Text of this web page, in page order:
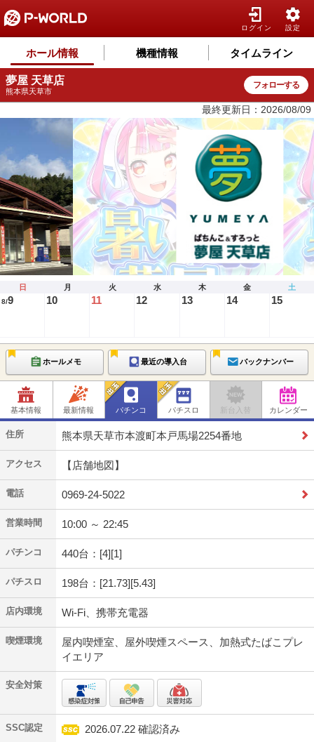
ログイン 設定
ホール情報 機種情報 タイムライン
夢屋 天草店
熊本県天草市
フォローする
最終更新日：2026/08/09
日 月 火 水 木 金 土
8/9 10 11 12 13 14 15
ホールメモ 最近の導入台 バックナンバー
基本情報 最新情報 パチンコ パチスロ 新台入替 カレンダー
住所 熊本県天草市本渡町本戸馬場2254番地
アクセス 【店舗地図】
電話 0969-24-5022
営業時間 10:00 ～ 22:45
パチンコ 440台：[4][1]
パチスロ 198台：[21.73][5.43]
店内環境 Wi-Fi、携帯充電器
喫煙環境
屋内喫煙室、屋外喫煙スペース、加熱式たばこプレ
イエリア
安全対策
SSC認定 2026.07.22 確認済み